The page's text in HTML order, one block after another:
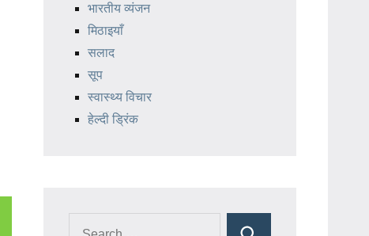
भारतीय व्यंजन
मिठाइयाँ
सलाद
सूप
स्वास्थ्य विचार
हेल्दी ड्रिंक